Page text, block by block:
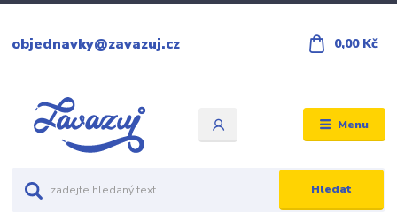
Menu
Hledat
objednavky@zavazuj.cz 0,00 Kč